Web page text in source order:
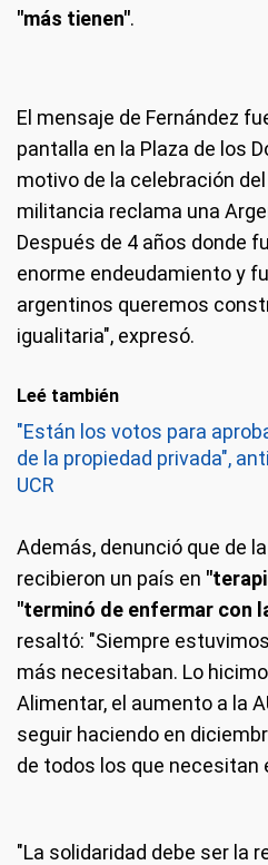
"más tienen".
El mensaje de Fernández
pantalla en la Plaza de los
motivo de la celebración
militancia reclama una
Después de 4 años donde
enorme endeudamiento y
argentinos queremos
igualitaria", expresó.
Leé también
"Están los votos para
de la propiedad privada",
UCR
Además, denunció que de
recibieron un país en
"terminó de enfermar con
resaltó: "Siempre
más necesitaban. Lo
Alimentar, el aumento a la
seguir haciendo en
de todos los que necesitan
"La solidaridad debe ser la